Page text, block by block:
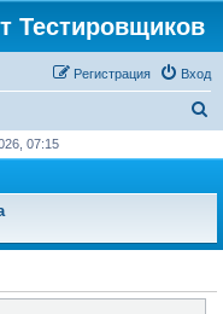
Тестировщиков
Вход
Регистрация
с
07:15